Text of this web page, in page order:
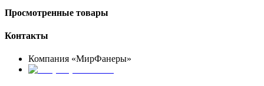
Просмотренные товары
Контакты
Компания «МирФанеры»